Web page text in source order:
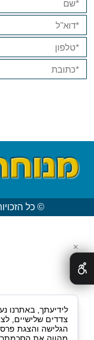
© כל
✕
צדדים שלישיים,
הגלישה והצגת